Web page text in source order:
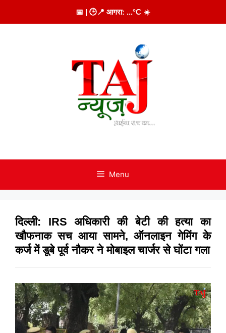
to
📅 | 🕒📍 आगरा: ...°C ☀️
Menu
दिल्ली: IRS अधिकारी की बेटी की हत्या का
खौफनाक सच आया सामने, ऑनलाइन गेमिंग के
कर्ज में डूबे पूर्व नौकर ने मोबाइल चार्जर से घोंटा गला